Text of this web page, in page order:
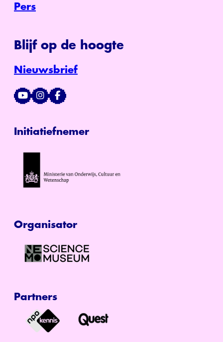
Pers
Blijf op de hoogte
Nieuwsbrief
Initiatiefnemer
Organisator
Partners